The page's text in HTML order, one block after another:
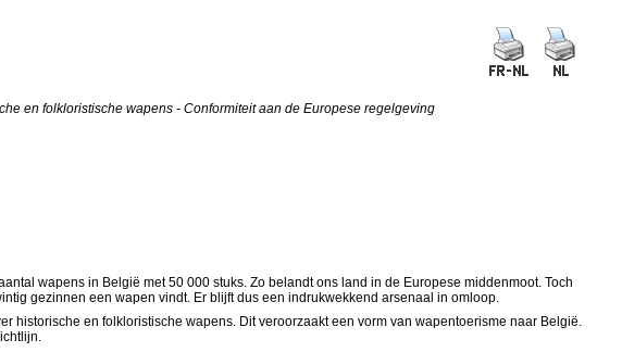
en folkloristische wapens - Conformiteit aan de Europese regelgeving
wapens in België met 50 000 stuks. Zo belandt ons land in de Europese middenmoot. Toch
gezinnen een wapen vindt. Er blijft dus een indrukwekkend arsenaal in omloop.
historische en folkloristische wapens. Dit veroorzaakt een vorm van wapentoerisme naar België.